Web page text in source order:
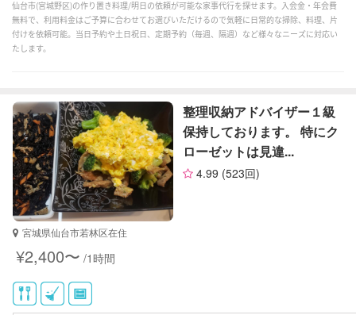
仙台市(宮城野区)の作り置き料理/明日の依頼が可能な家事代行を探せます。入会金・年会費
無料で、利用料金はご予算に合わせてお選びいただけるので気軽に日常的な掃除、料理、片
付けを依頼可能。当日予約や土日祝日、定期予約（毎週、隔週）など様々なニーズに対応い
たします。
整理収納アドバイザー１級
保持しております。 特にク
ローゼットは見違...
4.99 (523回)
宮城県仙台市若林区在住
¥2,400〜 /1時間